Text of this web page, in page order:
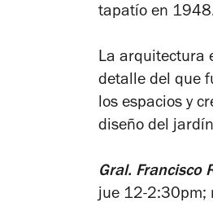
tapatío en
La arquitectura
detalle del que
los espacios y
diseño del
Gral. Francisco
jue 12-2:30pm;